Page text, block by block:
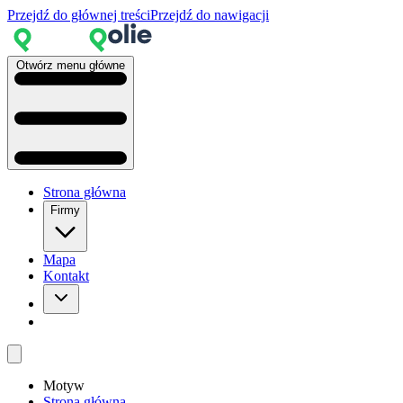
Przejdź do głównej treściPrzejdź do nawigacji
Otwórz menu główne
Strona główna
Firmy
Mapa
Kontakt
Motyw